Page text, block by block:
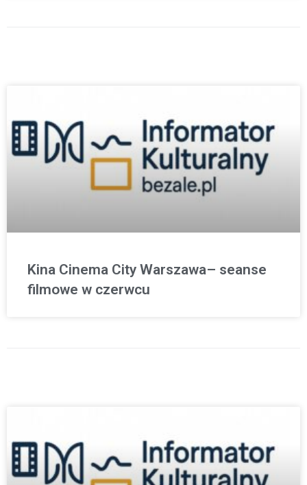
Kina Cinema City Warszawa– seanse
filmowe w czerwcu